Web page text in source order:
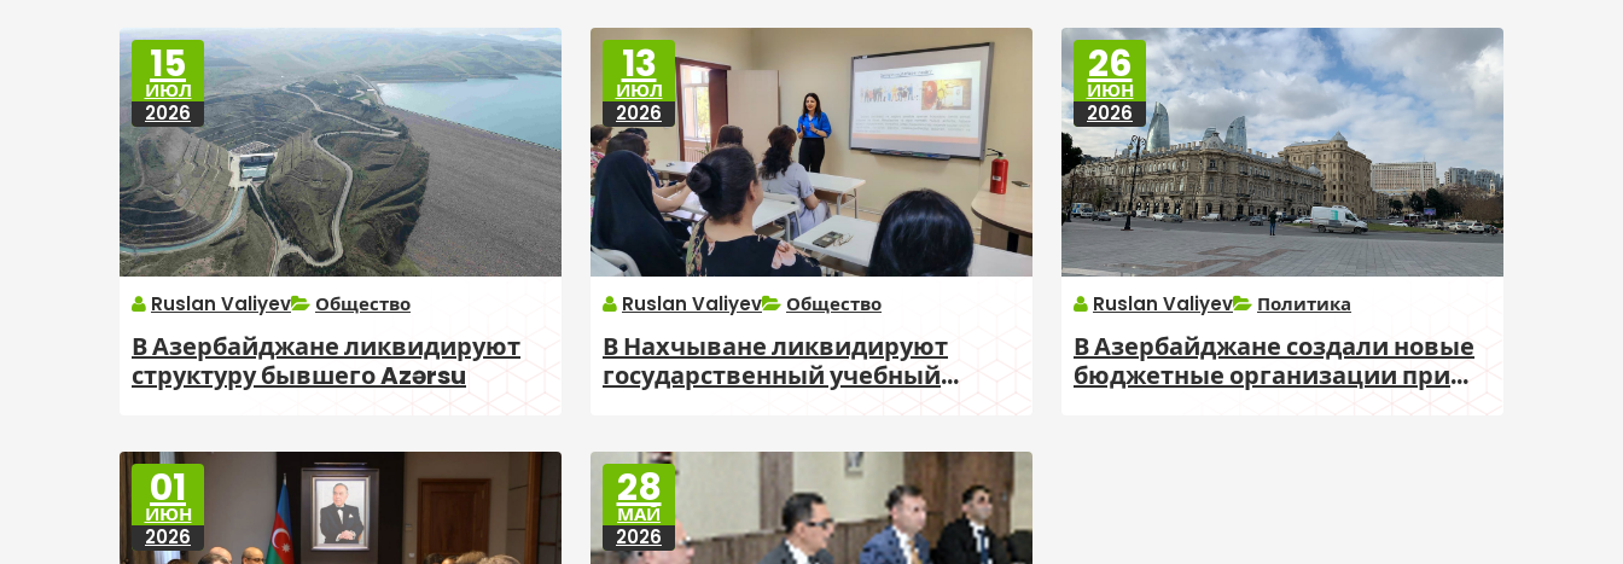
15
ИЮЛ
2026
Ruslan Valiyev Общество
В Азербайджане ликвидируют
структуру бывшего Azərsu
13
ИЮЛ
2026
Ruslan Valiyev Общество
В Нахчыване ликвидируют
государственный учебный
26
ИЮН
2026
Ruslan Valiyev Политика
В Азербайджане создали новые
бюджетные организации при
01
ИЮН
2026
28
МАЙ
2026